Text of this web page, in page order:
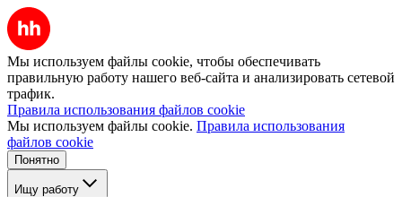
Мы используем файлы cookie, чтобы обеспечивать
правильную работу нашего веб-сайта и анализировать сетевой
трафик.
Правила использования файлов cookie
Мы используем файлы cookie. Правила использования
файлов cookie
Понятно
Ищу работу